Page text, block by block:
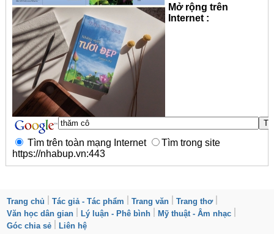
Mở rộng trên
Internet :
Tìm trên toàn mạng Internet
Tìm trong site
https://nhabup.vn:443
Trang chủ Tác giả - Tác phẩm Trang văn
Trang thơ
Văn học dân gian
Lý luận - Phê bình
Mỹ thuật - Âm nhạc
Góc chia sẻ
Liên hệ